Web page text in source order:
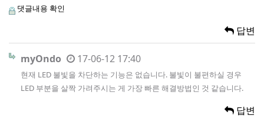
댓글내용 확인
답변
myOndo 17-06-12 17:40
현재 LED 불빛을 차단하는 기능은 없습니다. 불빛이 불편하실 경우
LED 부분을 살짝 가려주시는 게 가장 빠른 해결방법인 것 같습니다.
답변